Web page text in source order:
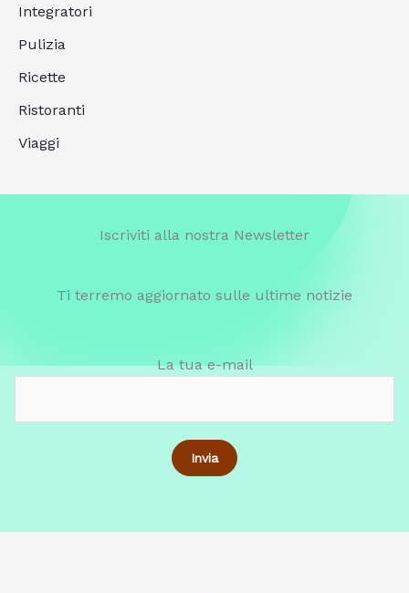
Integratori
Pulizia
Ricette
Ristoranti
Viaggi
Iscriviti alla nostra Newsletter
Ti terremo aggiornato sulle ultime notizie
La tua e-mail